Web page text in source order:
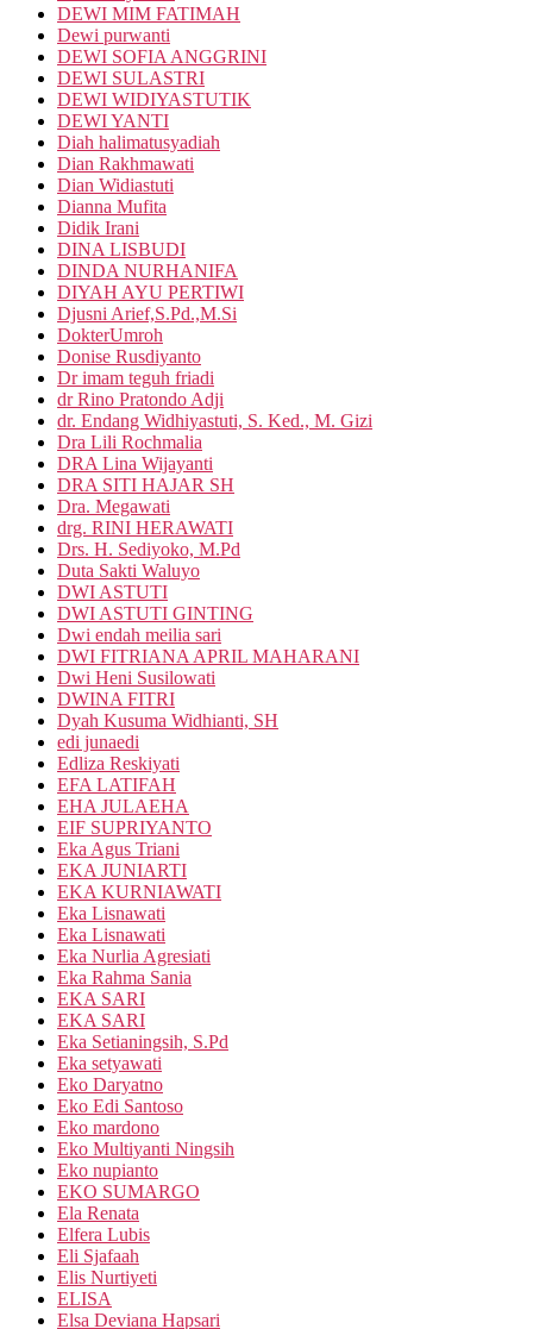
DEWI MIM FATIMAH
Dewi purwanti
DEWI SOFIA ANGGRINI
DEWI SULASTRI
DEWI WIDIYASTUTIK
DEWI YANTI
Diah halimatusyadiah
Dian Rakhmawati
Dian Widiastuti
Dianna Mufita
Didik Irani
DINA LISBUDI
DINDA NURHANIFA
DIYAH AYU PERTIWI
Djusni Arief,S.Pd.,M.Si
DokterUmroh
Donise Rusdiyanto
Dr imam teguh friadi
dr Rino Pratondo Adji
dr. Endang Widhiyastuti, S. Ked., M. Gizi
Dra Lili Rochmalia
DRA Lina Wijayanti
DRA SITI HAJAR SH
Dra. Megawati
drg. RINI HERAWATI
Drs. H. Sediyoko, M.Pd
Duta Sakti Waluyo
DWI ASTUTI
DWI ASTUTI GINTING
Dwi endah meilia sari
DWI FITRIANA APRIL MAHARANI
Dwi Heni Susilowati
DWINA FITRI
Dyah Kusuma Widhianti, SH
edi junaedi
Edliza Reskiyati
EFA LATIFAH
EHA JULAEHA
EIF SUPRIYANTO
Eka Agus Triani
EKA JUNIARTI
EKA KURNIAWATI
Eka Lisnawati
Eka Lisnawati
Eka Nurlia Agresiati
Eka Rahma Sania
EKA SARI
EKA SARI
Eka Setianingsih, S.Pd
Eka setyawati
Eko Daryatno
Eko Edi Santoso
Eko mardono
Eko Multiyanti Ningsih
Eko nupianto
EKO SUMARGO
Ela Renata
Elfera Lubis
Eli Sjafaah
Elis Nurtiyeti
ELISA
Elsa Deviana Hapsari